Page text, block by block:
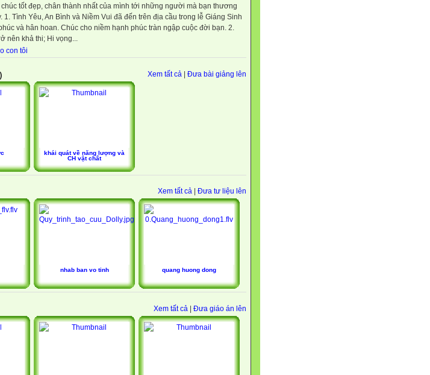
tốt đẹp, chân thành nhất của mình tới những người mà bạn thương
1. Tình Yêu, An Bình và Niềm Vui đã đến trên địa cầu trong lễ Giáng Sinh
và hân hoan. Chúc cho niềm hạnh phúc tràn ngập cuộc đời bạn. 2.
nên khả thi; Hi vọng...
con tôi
Xem tất cả | Đưa bài giảng lên
khái quát về năng lượng và
CH vật chất
Xem tất cả Đưa tư liệu lên
nhab ban vo tinh quang huong dong
Xem tất cả | Đưa giáo án lên